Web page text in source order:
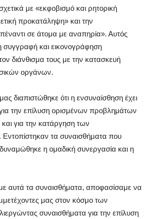
με «εκφοβισμό και ρητορική
προκατάληψη» και την
σε άτομα με αναπηρία». Αυτός
συγγραφή και εικονογράφηση
διάνθισμα τους με την κατασκευή
οργάνων.
διαπιστώθηκε ότι η ενσυναίσθηση έχει
την επίλυση ορισμένων προβλημάτων
για την κατάργηση των
τα συναισθήματα που
η ομαδική συνεργασία και η
αυτά τα συναισθήματα, αποφασίσαμε να
μας στον κόσμο των
συναισθήματα για την επίλυση